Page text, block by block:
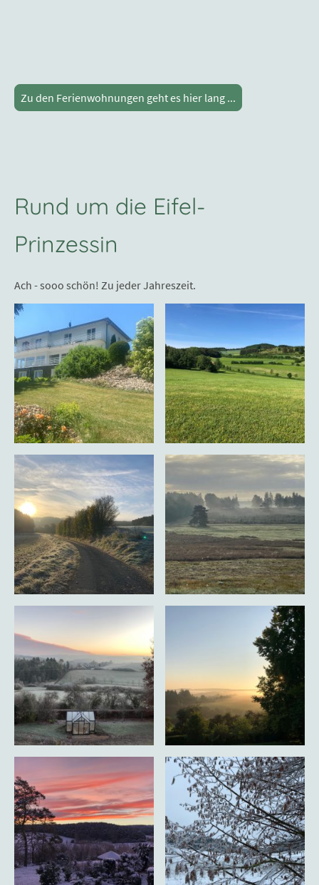
Zu den Ferienwohnungen geht es hier lang ...
Rund um die Eifel-
Prinzessin
Ach - sooo schön! Zu jeder Jahreszeit.